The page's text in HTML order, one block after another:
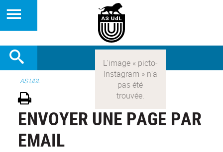
AS UDL
ENVOYER UNE PAGE PAR
EMAIL